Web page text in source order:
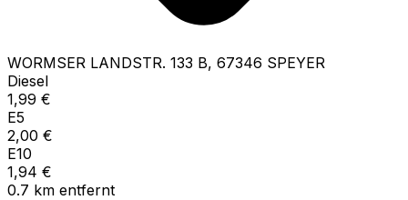
WORMSER LANDSTR. 133 B, 67346 SPEYER
Diesel
1,99 €
E5
2,00 €
E10
1,94 €
0.7 km entfernt